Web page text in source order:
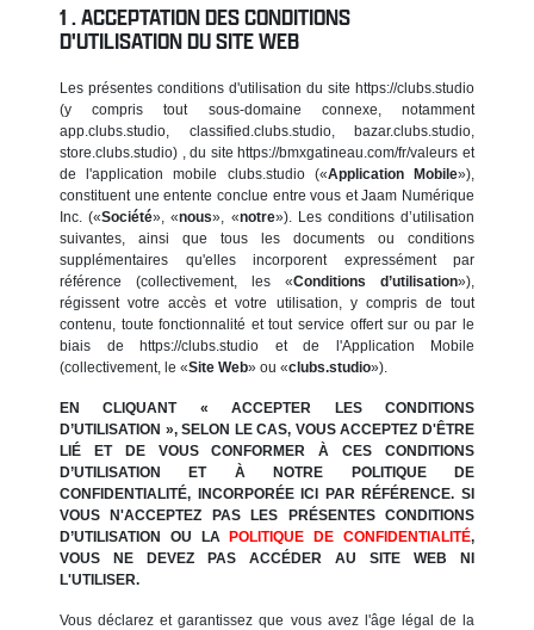
ACCEPTATION DES CONDITIONS
D'UTILISATION DU SITE WEB
Les présentes conditions d'utilisation du site https://clubs.studio
(y compris tout sous-domaine connexe, notamment
app.clubs.studio, classified.clubs.studio, bazar.clubs.studio,
store.clubs.studio) , du site https://bmxgatineau.com/fr/valeurs et
de l'application mobile clubs.studio («Application Mobile»),
constituent une entente conclue entre vous et Jaam Numérique
Inc. («Société», «nous», «notre»). Les conditions d’utilisation
suivantes, ainsi que tous les documents ou conditions
supplémentaires qu'elles incorporent expressément par
référence (collectivement, les «Conditions d’utilisation»),
régissent votre accès et votre utilisation, y compris de tout
contenu, toute fonctionnalité et tout service offert sur ou par le
biais de https://clubs.studio et de l'Application Mobile
(collectivement, le «Site Web» ou «clubs.studio»).
EN CLIQUANT « ACCEPTER LES CONDITIONS
D’UTILISATION », SELON LE CAS, VOUS ACCEPTEZ D'ÊTRE
LIÉ ET DE VOUS CONFORMER À CES CONDITIONS
D’UTILISATION ET À NOTRE POLITIQUE DE
CONFIDENTIALITÉ, INCORPORÉE ICI PAR RÉFÉRENCE. SI
VOUS N'ACCEPTEZ PAS LES PRÉSENTES CONDITIONS
D’UTILISATION OU LAPOLITIQUE DE CONFIDENTIALITÉ,
VOUS NE DEVEZ PAS ACCÉDER AU SITE WEB NI
L'UTILISER.
Vous déclarez et garantissez que vous avez l'âge légal de la